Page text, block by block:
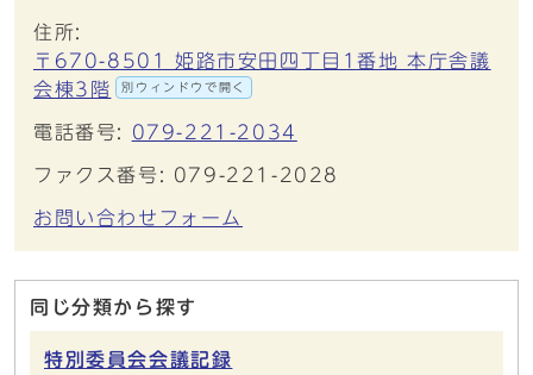
住所:
〒670-8501 姫路市安田四丁目1番地 本庁舎議
会棟3階
別ウィンドウで開く
電話番号: 079-221-2034
ファクス番号: 079-221-2028
お問い合わせフォーム
同じ分類から探す
特別委員会会議記録